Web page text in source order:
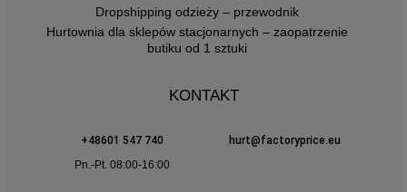
Dropshipping odzieży – przewodnik
Hurtownia dla sklepów stacjonarnych – zaopatrzenie
butiku od 1 sztuki
KONTAKT
+48601 547 740
hurt@factoryprice.eu
Pn.-Pt. 08:00-16:00